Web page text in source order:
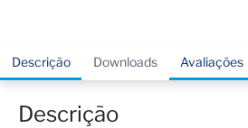
Descrição Downloads Avaliações
Descrição